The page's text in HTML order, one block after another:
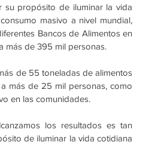
su propósito de iluminar la vida
masivo a nivel mundial,
Bancos de Alimentos en
más de 395 mil personas.
de 55 toneladas de alimentos
más de 25 mil personas, como
en las comunidades.
los resultados es tan
de iluminar la vida cotidiana